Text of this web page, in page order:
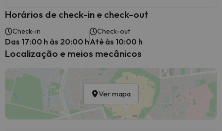
Horários de check-in e check-out
Check-in
Das 17:00 h às 20:00 h
Check-out
Até às 10:00 h
Localização e meios mecânicos
Ver mapa